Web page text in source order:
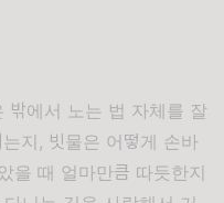
밖에서 노는 법 자체를 잘
지, 빗물은 어떻게 손바
을 때 얼마만큼 따듯한지